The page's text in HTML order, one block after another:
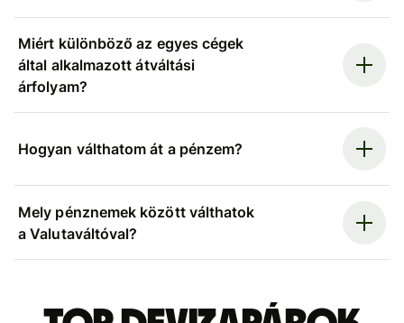
Miért különböző az egyes cégek
által alkalmazott átváltási
árfolyam?
Hogyan válthatom át a pénzem?
Mely pénznemek között válthatok
a Valutaváltóval?